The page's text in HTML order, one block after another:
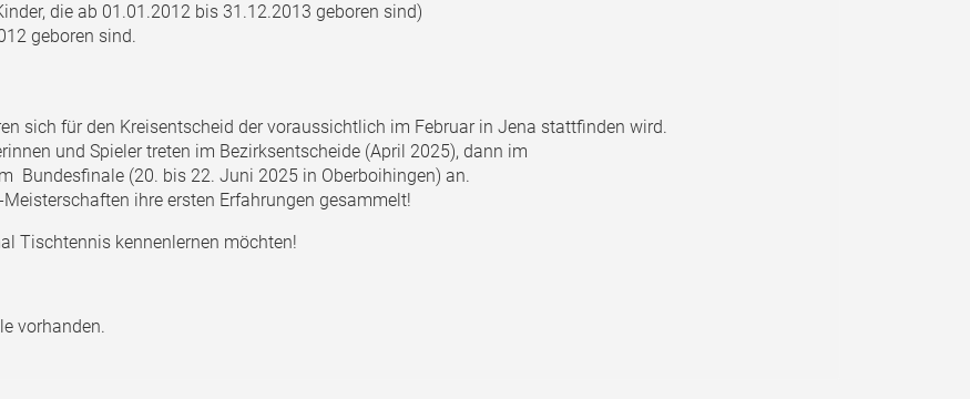
die ab 01.01.2012 bis 31.12.2013 geboren sind)
geboren sind.
sich für den Kreisentscheid der voraussichtlich im Februar in Jena stattfinden wird.
und Spieler treten im Bezirksentscheide (April 2025), dann im
Bundesfinale (20. bis 22. Juni 2025 in Oberboihingen) an.
ihre ersten Erfahrungen gesammelt!
Tischtennis kennenlernen möchten!
vorhanden.